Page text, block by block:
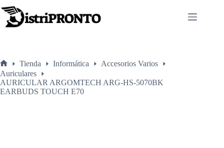
al
contenido
Inicio
Tienda Informática
Accesorios Varios
Auriculares
AURICULAR ARGOMTECH ARG-HS-5070BK
EARBUDS TOUCH E70